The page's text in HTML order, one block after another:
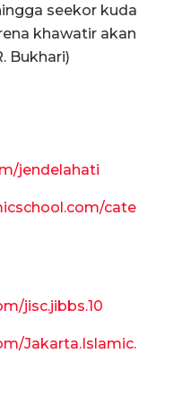
seekor kuda
khawatir akan
Bukhari)
jendelahati
cate
jisc.jibbs.10
Jakarta.Islamic.